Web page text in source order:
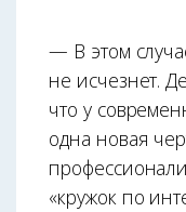
— В этом
не исчезнет.
что у
одна новая
«кружок по